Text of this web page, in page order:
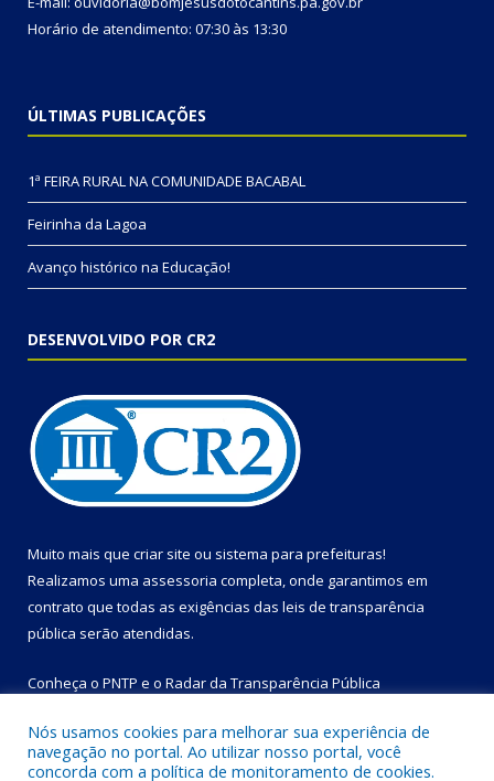
Horário de atendimento: 07:30 às 13:30
ÚLTIMAS PUBLICAÇÕES
1ª FEIRA RURAL NA COMUNIDADE BACABAL
Feirinha da Lagoa
Avanço histórico na Educação!
DESENVOLVIDO POR CR2
Muito mais que criar site ou sistema para prefeituras!
Realizamos uma assessoria completa, onde garantimos em
contrato que todas as exigências das leis de transparência
pública serão atendidas.
Conheça o PNTP e o Radar da Transparência Pública
Nós usamos cookies para melhorar sua experiência de
navegação no portal. Ao utilizar nosso portal, você
concorda com a política de monitoramento de cookies.